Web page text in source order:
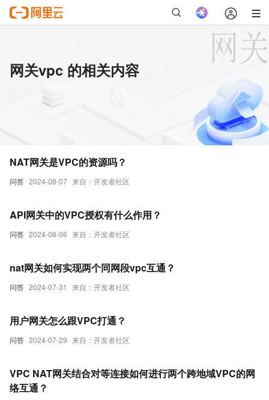
网关vpc 的相关内容
问答 2024-08-07 来自：开发者社区
NAT网关是VPC的资源吗？
问答 2024-08-06 来自：开发者社区
API网关中的VPC授权有什么作用？
问答 2024-07-31 来自：开发者社区
nat网关如何实现两个同网段vpc互通？
问答 2024-07-29 来自：开发者社区
用户网关怎么跟VPC打通？
VPC NAT网关结合对等连接如何进行两个跨地域VPC的网
络互通？